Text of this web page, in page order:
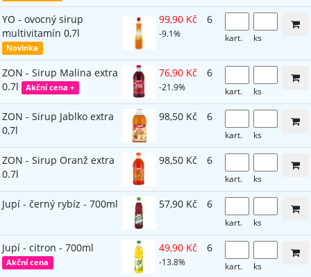
YO - ovocný sirup
multivitamín 0,7l
Novinka
99,90 Kč
-9.1%
6
kart. ks
ZON - Sirup Malina extra
0.7l
Akční cena +
76,90 Kč
-21.9%
6
kart. ks
ZON - Sirup Jablko extra
0,7l
98,50 Kč 6
kart. ks
ZON - Sirup Oranž extra
0.7l
98,50 Kč 6
kart. ks
Jupí - černý rybíz - 700ml 57,90 Kč 6
kart. ks
Jupí - citron - 700ml
Akční cena
49,90 Kč
-13.8%
6
kart. ks